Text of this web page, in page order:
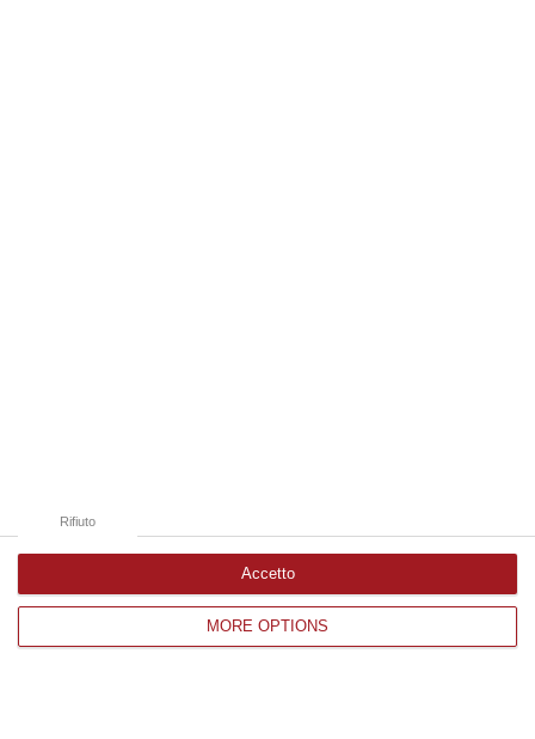
MORE OPTIONS
Rifiuto
Accetto
Corriere delle Calabria è una testata giornalistica di News&Com S.r.l